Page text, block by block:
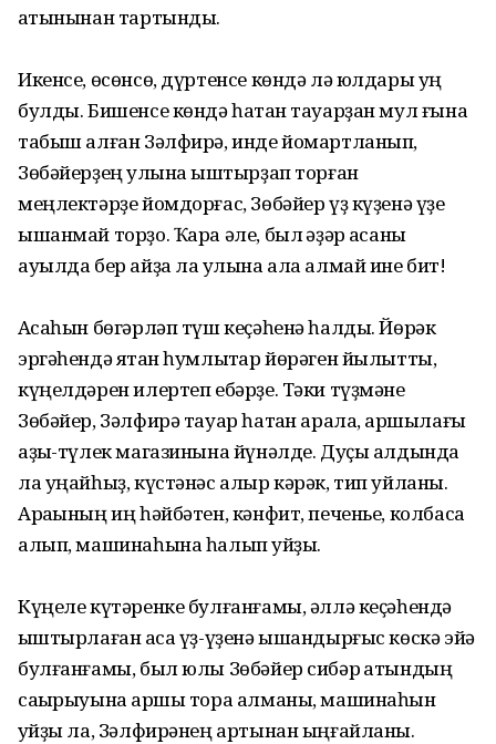
ҡатынынан тартынды.
Икенсе, өсөнсө, дүртенсе көндә лә юлдары уң
булды. Бишенсе көндә һатҡан тауарҙан мул ғына
табыш алған Зәлфирә, инде йомартланып,
Зөбәйерҙең ҡулына ҡыштырҙап торған
меңлектәрҙе йомдорғас, Зөбәйер үҙ күҙенә үҙе
ышанмай торҙо. Ҡара әле, был ҡәҙәр аҡсаны
ауылда бер айҙа ла ҡулына ала алмай ине бит!
Аҡсаһын бөгәрләп түш кеҫәһенә һалды. Йөрәк
эргәһендә ятҡан һумлыҡтар йөрәген йылытты,
күңелдәрен илертеп ебәрҙе. Тәки түҙмәне
Зөбәйер, Зәлфирә тауар һатҡан арала, ҡаршылағы
аҙыҡ-түлек магазинына йүнәлде. Дуҫы алдында
ла уңайһыҙ, күстәнәс алыр кәрәк, тип уйланы.
Араҡының иң һәйбәтен, кәнфит, печенье, колбаса
алып, машинаһына һалып ҡуйҙы.
Күңеле күтәренке булғанғамы, әллә кеҫәһендә
ҡыштырлаған аҡса үҙ-үҙенә ышандырғыс көскә эйә
булғанғамы, был юлы Зөбәйер сибәр ҡатындың
саҡырыуына ҡаршы тора алманы, машинаһын
ҡуйҙы ла, Зәлфирәнең артынан ыңғайланы.